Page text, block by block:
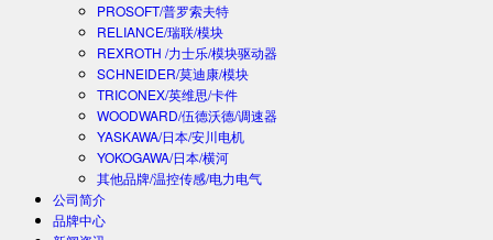
PROSOFT/普罗索夫特
RELIANCE/瑞联/模块
REXROTH /力士乐/模块驱动器
SCHNEIDER/莫迪康/模块
TRICONEX/英维思/卡件
WOODWARD/伍德沃德/调速器
YASKAWA/日本/安川电机
YOKOGAWA/日本/横河
其他品牌/温控传感/电力电气
公司简介
品牌中心